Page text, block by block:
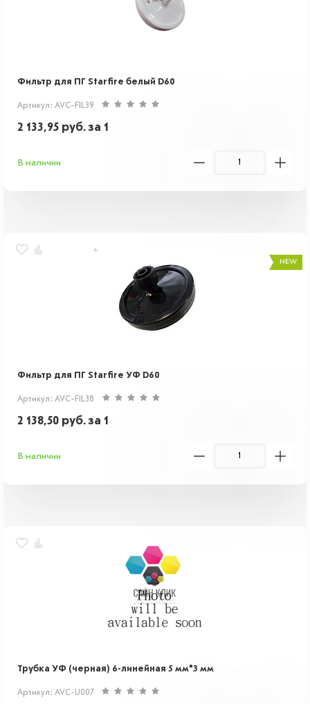
Фильтр для ПГ Starfire белый D60
Артикул: AVC-FIL39
2 133,95 руб.за 1
В наличии
NEW
Фильтр для ПГ Starfire УФ D60
Артикул: AVC-FIL38
2 138,50 руб.за 1
В наличии
Трубка УФ (черная) 6-линейная 5 мм*3 мм
Артикул: AVC-U007